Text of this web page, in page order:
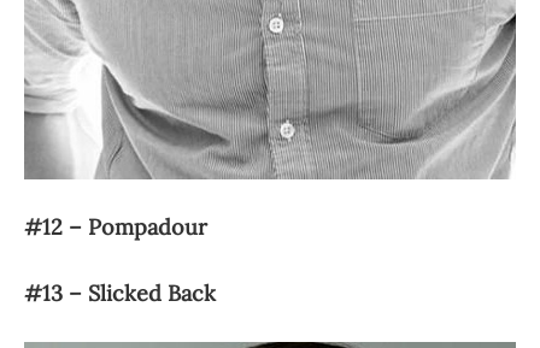
#12 – Pompadour
#13 – Slicked Back